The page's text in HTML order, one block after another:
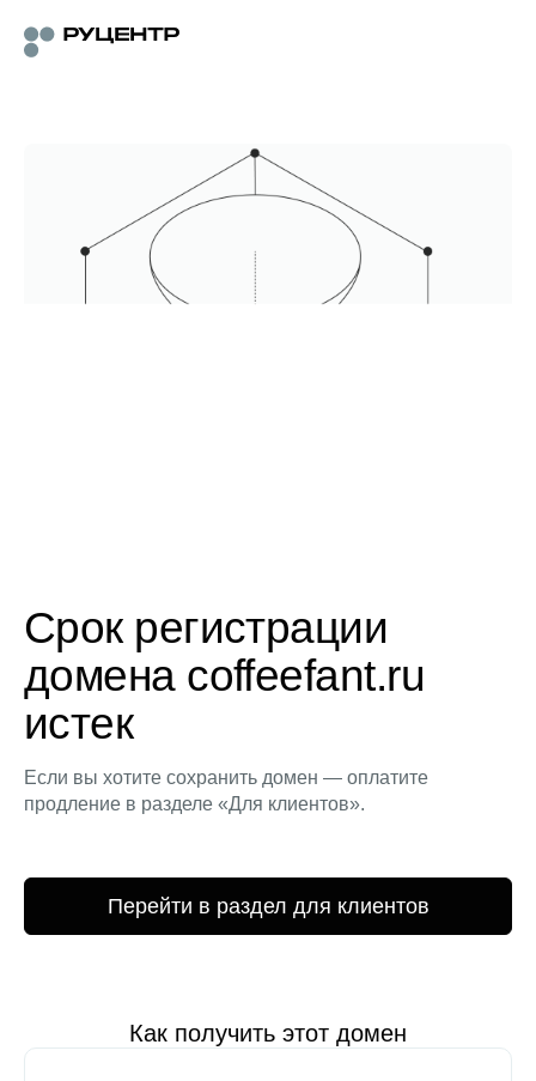
Срок регистрации
домена coffeefant.ru
истек
Если вы хотите сохранить домен — оплатите
продление в разделе «Для клиентов».
Перейти в раздел для клиентов
Как получить этот домен